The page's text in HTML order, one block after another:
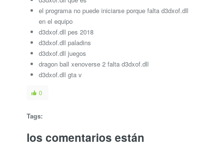
el programa no puede iniciarse porque falta d3dxof.dll
en el equipo
d3dxof.dll pes 2018
d3dxof.dll paladins
d3dxof.dll juegos
dragon ball xenoverse 2 falta d3dxof.dll
d3dxof.dll gta v
0
Tags:
los comentarios están